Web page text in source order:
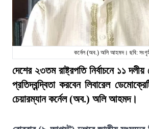
কর্নেল (অব.) অলি আহমদ। ছবি:
দেশের ২৩তম রাষ্ট্রপতি নির্বাচনে ১১ দলীয়
প্রতিদ্বন্দ্বিতা করবেন লিবারেল
চেয়ারম্যান কর্নেল (অব.) অলি আহমদ।